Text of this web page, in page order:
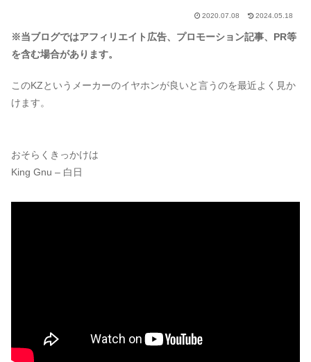
2020.07.08 2024.05.18
※当ブログではアフィリエイト広告、プロモーション記事、PR等
を含む場合があります。
このKZというメーカーのイヤホンが良いと言うのを最近よく見か
けます。
おそらくきっかけは
King Gnu – 白日